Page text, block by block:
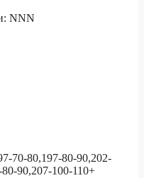
NNN
70-80,197-80-90,202-
90,207-100-110+